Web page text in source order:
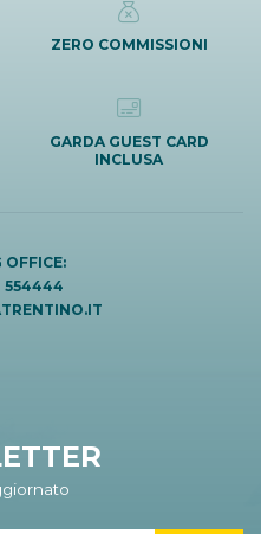
ZERO COMMISSIONI
GARDA GUEST CARD
INCLUSA
OFFICE:
554444